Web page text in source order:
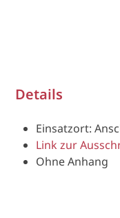
Details
Einsatzort:
Link zur
Ohne Anhang